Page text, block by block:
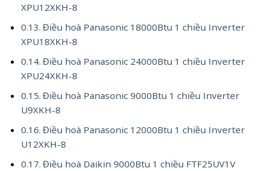
XPU12XKH-8
Điều hoà Panasonic 18000Btu 1 chiều Inverter
XPU18XKH-8
Điều hoà Panasonic 24000Btu 1 chiều Inverter
XPU24XKH-8
Điều hoà Panasonic 9000Btu 1 chiều Inverter
U9XKH-8
Điều hoà Panasonic 12000Btu 1 chiều Inverter
U12XKH-8
Điều hoà Daikin 9000Btu 1 chiều FTF25UV1V